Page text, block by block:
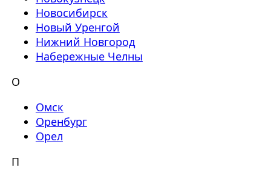
Новосибирск
Новый Уренгой
Нижний Новгород
Набережные Челны
О
Омск
Оренбург
Орел
П